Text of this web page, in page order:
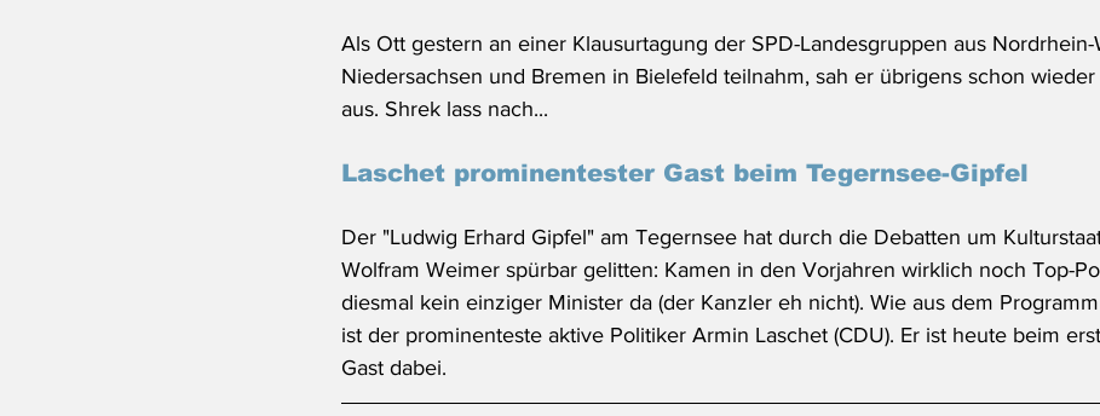
Als Ott gestern an einer Klausurtagung der SPD-Landesgruppen aus Nordrhein-
Niedersachsen und Bremen in Bielefeld teilnahm, sah er übrigens schon
aus. Shrek lass nach...
Laschet prominentester Gast beim Tegernsee-Gipfel
Der "Ludwig Erhard Gipfel" am Tegernsee hat durch die Debatten um
Wolfram Weimer spürbar gelitten: Kamen in den Vorjahren wirklich noch Top-
diesmal kein einziger Minister da (der Kanzler eh nicht). Wie aus dem
ist der prominenteste aktive Politiker Armin Laschet (CDU). Er ist heute beim
Gast dabei.